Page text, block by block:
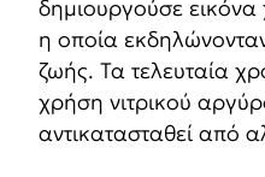
δημιουργούσε εικόνα
η οποία
ζωής. Τα τελευταία
χρήση νιτρικού
αντικατασταθεί από